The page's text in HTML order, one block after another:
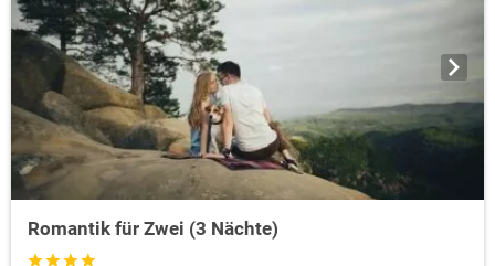
Romantik für Zwei (3 Nächte)